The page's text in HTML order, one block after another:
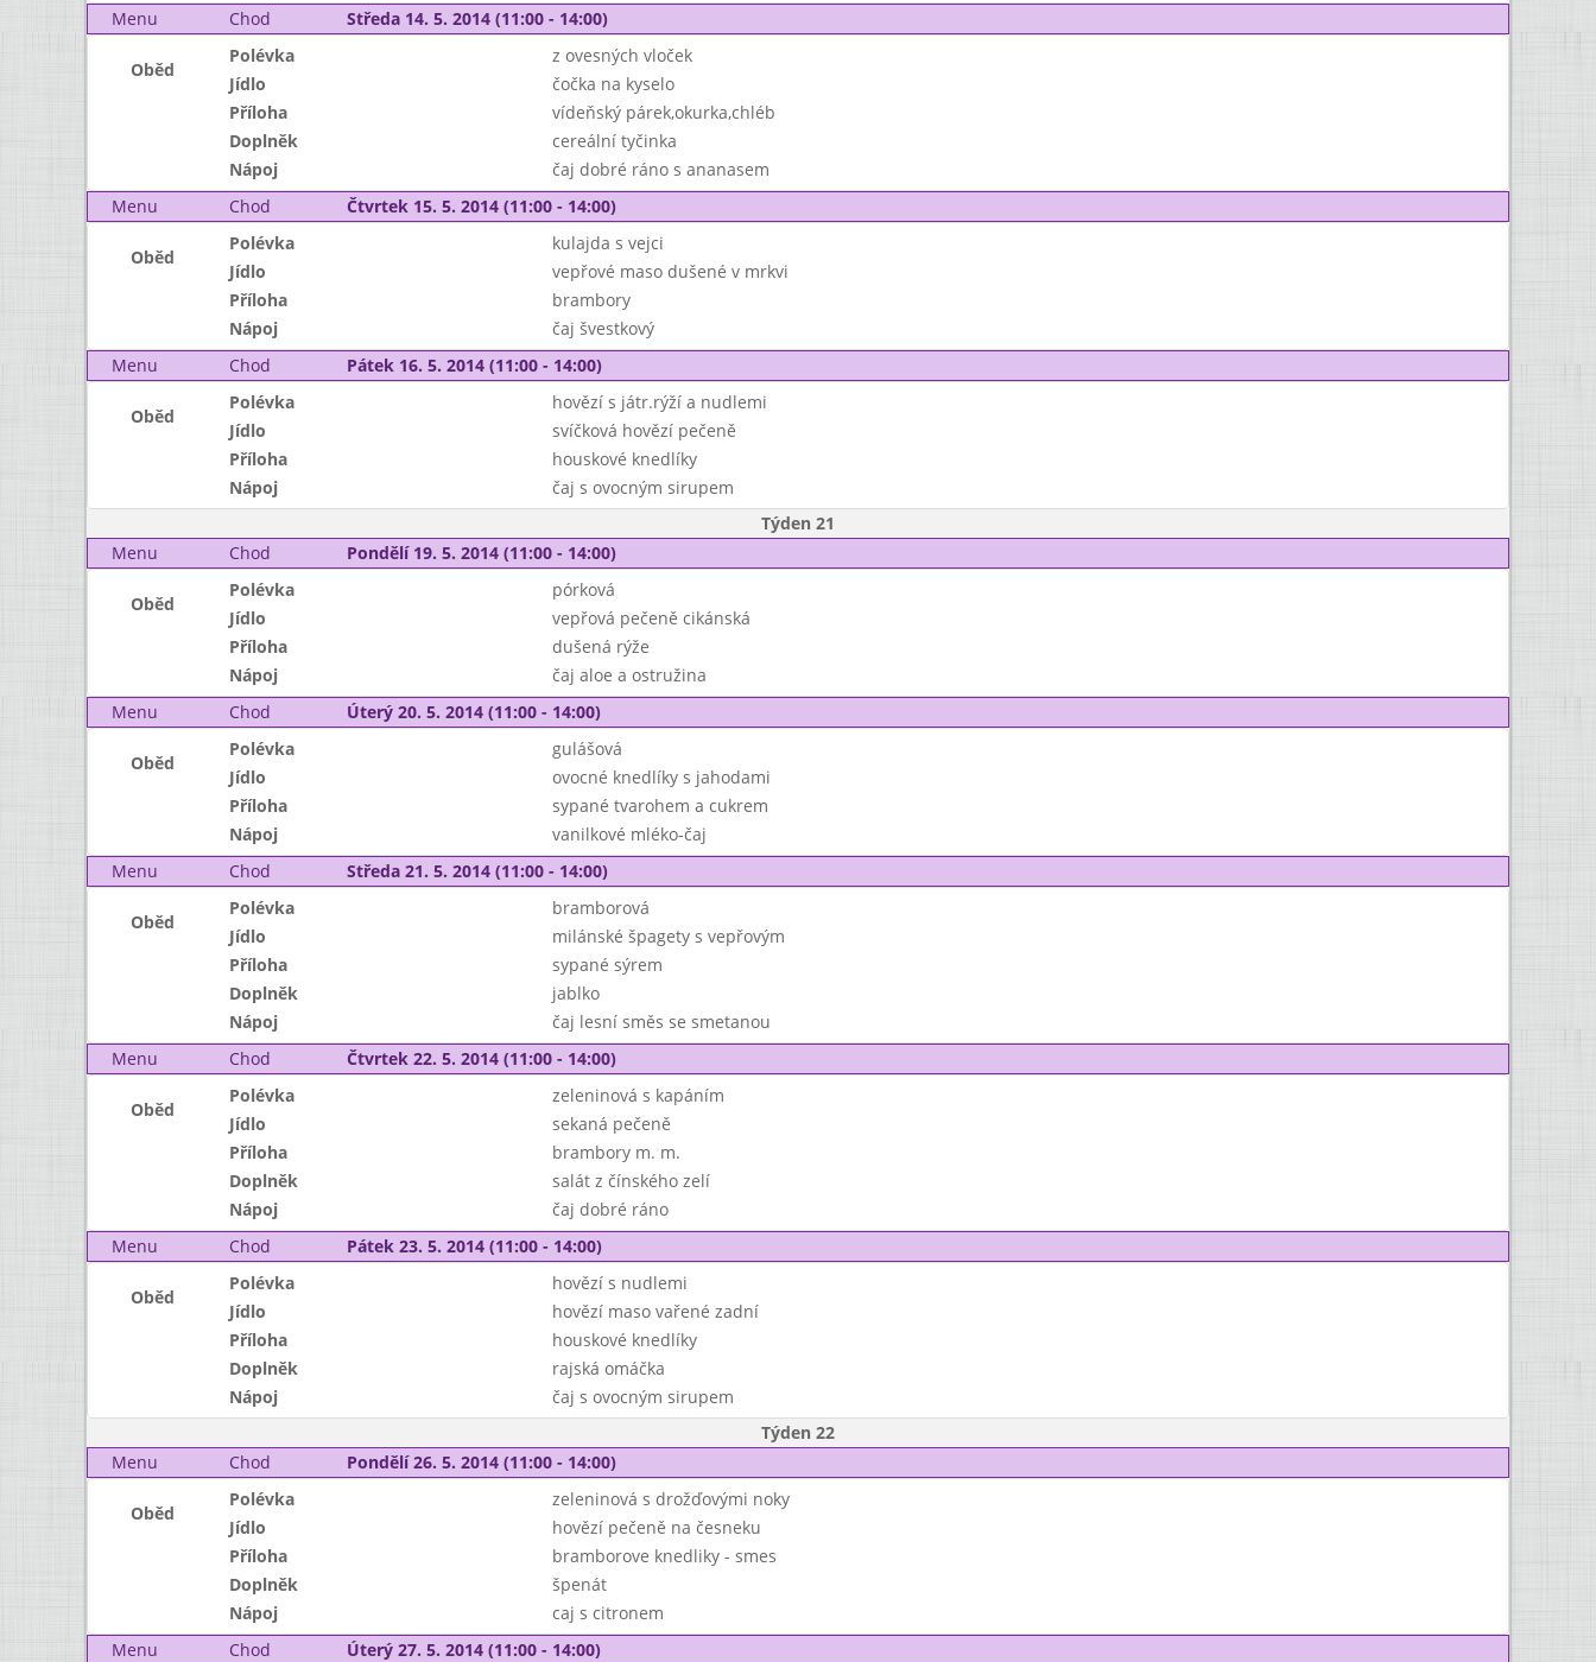
Menu
Chod Středa 14. 5. 2014 (11:00 - 14:00)
Oběd
Polévka
z ovesných vloček
Jídlo
čočka na kyselo
Příloha
vídeňský párek,okurka,chléb
Doplněk
cereální tyčinka
Nápoj
čaj dobré ráno s ananasem
Menu
Chod Čtvrtek 15. 5. 2014 (11:00 - 14:00)
Oběd
Polévka
kulajda s vejci
Jídlo
vepřové maso dušené v mrkvi
Příloha
brambory
Nápoj
čaj švestkový
Menu
Chod Pátek 16. 5. 2014 (11:00 - 14:00)
Oběd
Polévka
hovězí s játr.rýží a nudlemi
Jídlo
svíčková hovězí pečeně
Příloha
houskové knedlíky
Nápoj
čaj s ovocným sirupem
Týden 21
Menu
Chod Pondělí 19. 5. 2014 (11:00 - 14:00)
Oběd
Polévka
pórková
Jídlo
vepřová pečeně cikánská
Příloha
dušená rýže
Nápoj
čaj aloe a ostružina
Menu
Chod Úterý 20. 5. 2014 (11:00 - 14:00)
Oběd
Polévka
gulášová
Jídlo
ovocné knedlíky s jahodami
Příloha
sypané tvarohem a cukrem
Nápoj
vanilkové mléko-čaj
Menu
Chod Středa 21. 5. 2014 (11:00 - 14:00)
Oběd
Polévka
bramborová
Jídlo
milánské špagety s vepřovým
Příloha
sypané sýrem
Doplněk
jablko
Nápoj
čaj lesní směs se smetanou
Menu
Chod Čtvrtek 22. 5. 2014 (11:00 - 14:00)
Oběd
Polévka
zeleninová s kapáním
Jídlo
sekaná pečeně
Příloha
brambory m. m.
Doplněk
salát z čínského zelí
Nápoj
čaj dobré ráno
Menu
Chod Pátek 23. 5. 2014 (11:00 - 14:00)
Oběd
Polévka
hovězí s nudlemi
Jídlo
hovězí maso vařené zadní
Příloha
houskové knedlíky
Doplněk
rajská omáčka
Nápoj
čaj s ovocným sirupem
Týden 22
Menu
Chod Pondělí 26. 5. 2014 (11:00 - 14:00)
Oběd
Polévka
zeleninová s drožďovými noky
Jídlo
hovězí pečeně na česneku
Příloha
bramborove knedliky - smes
Doplněk
špenát
Nápoj
caj s citronem
Menu
Chod Úterý 27. 5. 2014 (11:00 - 14:00)